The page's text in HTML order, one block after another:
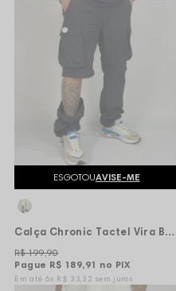
ESGOTOUAVISE-ME
Calça Chronic Tactel Vira Bermuda Break Impermeável - Preta
Pague R$ 189,91 no PIX
R$ 199,90
6x R$ 33,32 sem juros